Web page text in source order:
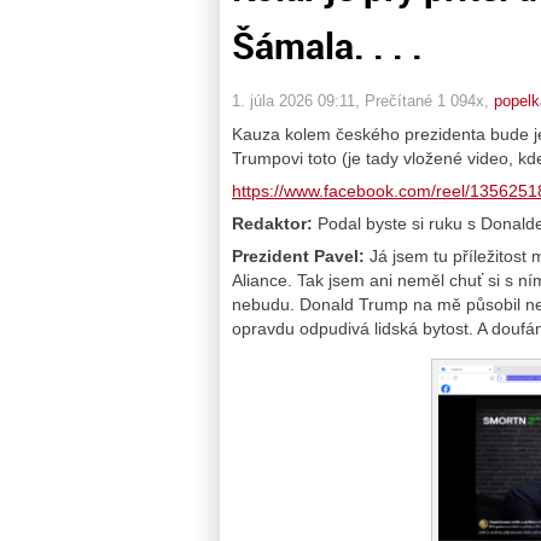
Šámala. . . .
1. júla 2026 09:11 , Prečítané 1 094x,
Kauza kolem českého prezidenta bude
Trumpovi toto (je tady vložené video,
https://www.facebook.com/reel/
Redaktor: Podal byste si ruku s
Prezident Pavel: Já jsem tu příležitost
Aliance. Tak jsem ani neměl chuť si s
nebudu. Donald Trump na mě působil
opravdu odpudivá lidská bytost. A